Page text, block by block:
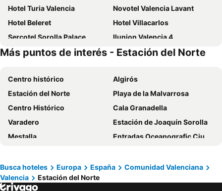
Hotel Turia Valencia
Novotel Valencia Lavant
Hotel Beleret
Hotel Villacarlos
Sercotel Sorolla Palace
Ilunion Valencia 4
Casual del Cine Valencia
Hotel Dimar
Cosy Rooms Embajador
Travelodge Valencia Aeropuerto
Ibis Budget Valencia Centro Puerto
Primus Valencia
Eurostars Gran Valencia
Holiday Inn Express Ciudad de las Ciencias
Hostal Blayet
Ilunion Aqua 4
Hotel Kramer
Hotel Miramar Valencia
Hotel San Lorenzo Boutique
Ilunion Aqua 3
Ibis Budget Valencia Alcasser
Más puntos de interés - Estación del Norte
Centro histórico
Algirós
Estación del Norte
Playa de la Malvarrosa
Centro Histórico
Cala Granadella
Varadero
Estación de Joaquín Sorolla
Mestalla
Entradas Oceanografic Ciudad de las Artes
IFA Exhibition Center
Bus turistico circular gran alacant
Playa de Bossa
Busca hoteles Europa España
Comunidad Valenciana
Valencia
Estación del Norte